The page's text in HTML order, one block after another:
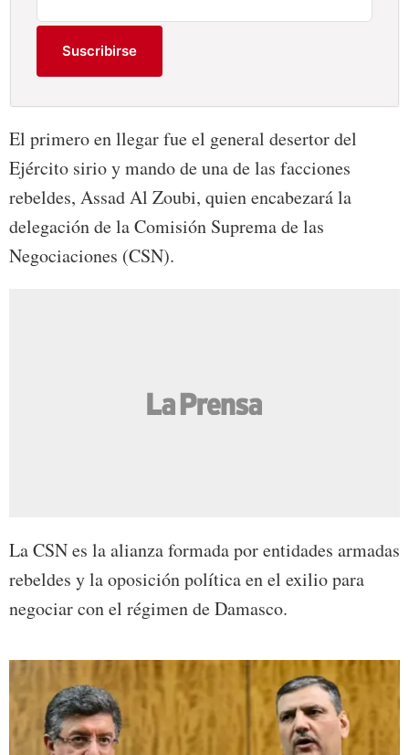
Suscribirse
El primero en llegar fue el general desertor del
Ejército sirio y mando de una de las facciones
rebeldes, Assad Al Zoubi, quien encabezará la
delegación de la Comisión Suprema de las
Negociaciones (CSN).
La CSN es la alianza formada por entidades armadas
rebeldes y la oposición política en el exilio para
negociar con el régimen de Damasco.